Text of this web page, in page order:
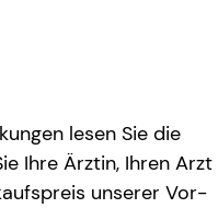
lesen Sie die
Ihre Ärztin, Ihren Arzt
unserer Vor-